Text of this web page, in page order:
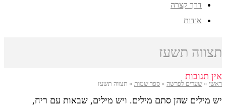
דרך קצרה
אודות
תצווה תשעז
ראשי » שערים לפרשה » ספר שמות » תצווה תשעז
אין תגובות
יש מילים שהן סתם מילים. ויש מילים, שבאות עם ריח,